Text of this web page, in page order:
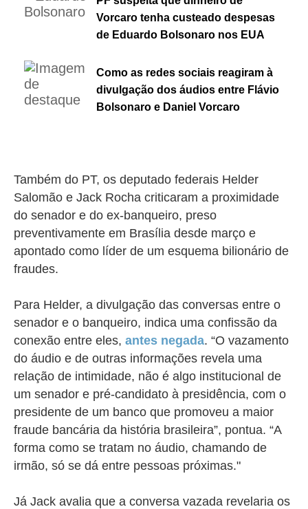
Vorcaro tenha custeado despesas
de Eduardo Bolsonaro nos EUA
Como as redes sociais reagiram à
divulgação dos áudios entre Flávio
Bolsonaro e Daniel Vorcaro
Também do PT, os deputado federais Helder
Salomão e Jack Rocha criticaram a proximidade
do senador e do ex-banqueiro, preso
preventivamente em Brasília desde março e
apontado como líder de um esquema bilionário de
fraudes.
Para Helder, a divulgação das conversas entre o
senador e o banqueiro, indica uma confissão da
conexão entre eles, antes negada. “O vazamento
do áudio e de outras informações revela uma
relação de intimidade, não é algo institucional de
um senador e pré-candidato à presidência, com o
presidente de um banco que promoveu a maior
fraude bancária da história brasileira”, pontua. “A
forma como se tratam no áudio, chamando de
irmão, só se dá entre pessoas próximas."
Já Jack avalia que a conversa vazada revelaria os